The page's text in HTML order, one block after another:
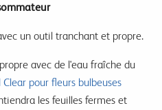
un outil tranchant et propre.
avec de l'eau fraîche du
Clear pour fleurs bulbeuses
les feuilles fermes et